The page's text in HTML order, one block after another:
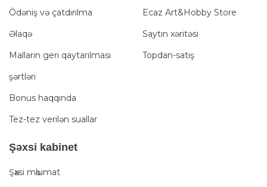
Ödəniş və çatdırılma
Əlaqə
Malların geri qaytarılması
şərtləri
Bonus haqqında
Tez-tez verilən suallar
Ecaz Art&Hobby Store
Saytın xəritəsi
Topdan-satış
Şәxsi kabinet
Şәxsi mәlumat